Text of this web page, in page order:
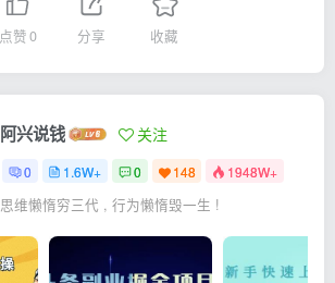
点赞0 分享 收藏
阿兴说钱 关注
0 1.6W+ 0 148 1948W+
思维懒惰穷三代 , 行为懒惰毁一生 !